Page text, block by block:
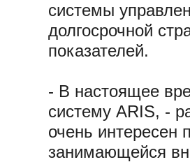
системы
долгосрочной
показателей.
- В настоящее
систему ARIS, -
очень интересен
занимающейся